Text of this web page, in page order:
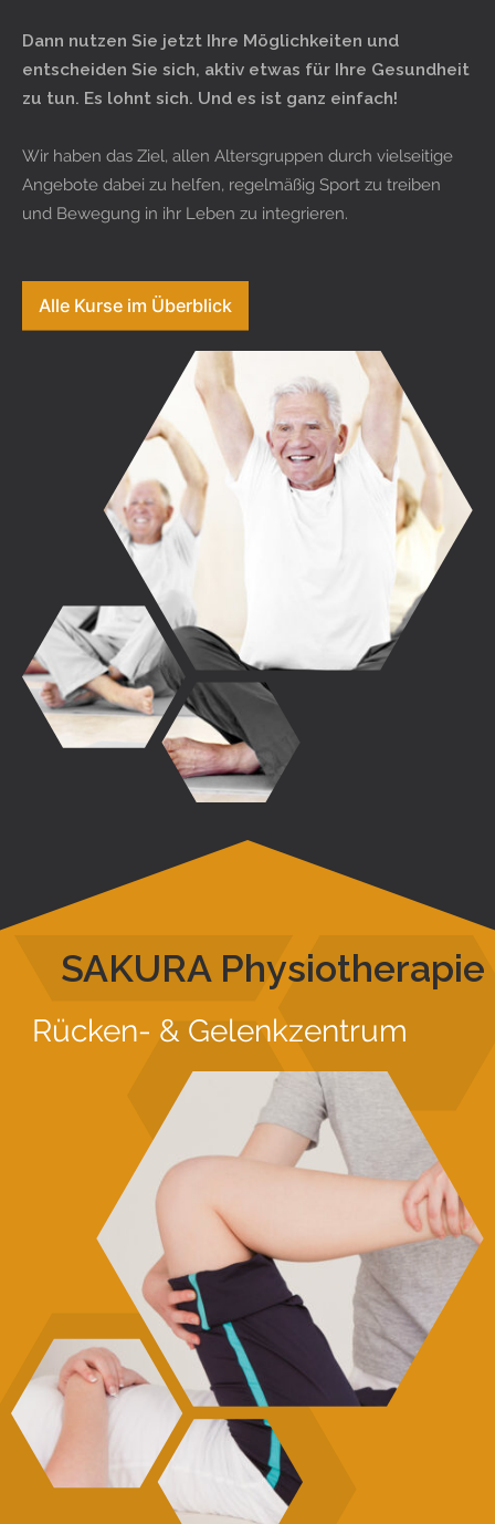
Dann nutzen Sie jetzt Ihre Möglichkeiten und
entscheiden Sie sich, aktiv etwas für Ihre Gesundheit
zu tun. Es lohnt sich. Und es ist ganz einfach!
Wir haben das Ziel, allen Altersgruppen durch vielseitige
Angebote dabei zu helfen, regelmäßig Sport zu treiben
und Bewegung in ihr Leben zu integrieren.
Alle Kurse im Überblick
SAKURA Physiotherapie
Rücken- & Gelenkzentrum